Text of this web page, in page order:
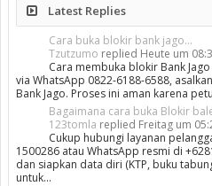
Latest Replies
Cara buka blokir bank jago...
Tzutzumo replied Heute um
Cara membuka blokir Bank
via WhatsApp 0822-6188-6588,
Bank Jago. Proses ini aman karena
Bagaimana cara buka Blokir
123tomla replied Freitag um
Cukup hubungi layanan
1500286 atau WhatsApp resmi di
dan siapkan data diri (KTP, buku
untuk…